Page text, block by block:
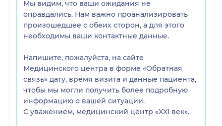
Мы видим, что ваши ожидания не
оправдались. Нам важно проанализировать
произошедшее с обеих сторон, а для этого
необходимы ваши контактные данные.
Напишите, пожалуйста, на сайте
Медицинского центра в форме «Обратная
связь» дату, время визита и данные пациента,
чтобы мы могли получить более подробную
информацию о вашей ситуации.
С уважением, медицинский центр «XXI век».